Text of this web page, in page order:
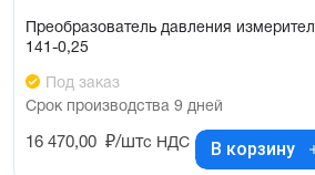
Преобразователь давления
141-0,25
Под заказ
Срок производства 9 дней
16 470,00 ₽/штс НДС В корзину